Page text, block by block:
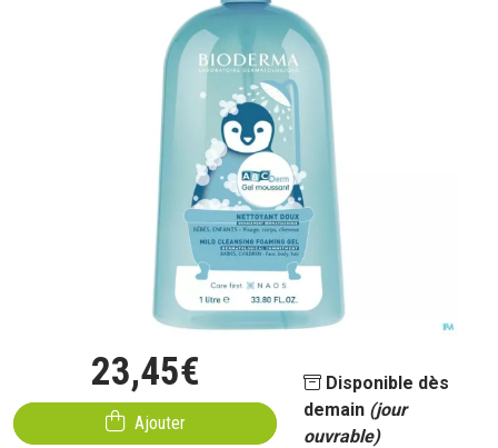
23,45€
Ajouter
Disponible dès
demain (jour
ouvrable)